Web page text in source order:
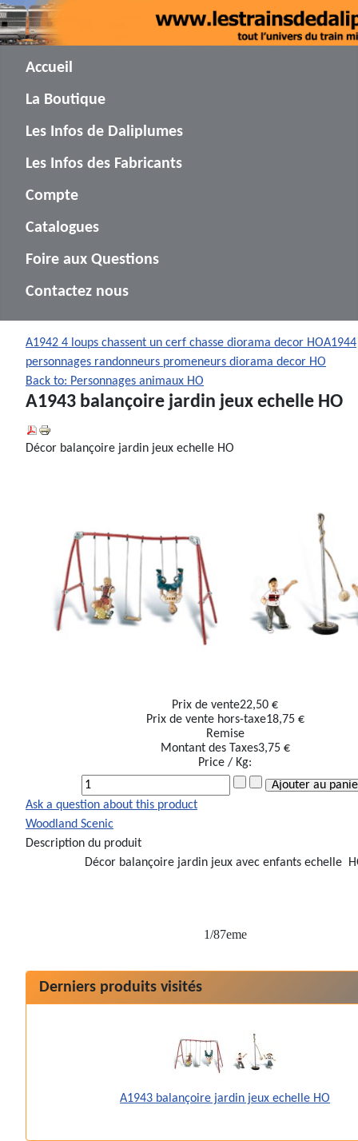
Accueil
La Boutique
Les Infos de Daliplumes
Les Infos des Fabricants
Compte
Catalogues
Foire aux Questions
Contactez nous
A1942 4 loups chassent un cerf chasse diorama decor HOA1944
personnages randonneurs promeneurs diorama decor HO
Back to: Personnages animaux HO
A1943 balançoire jardin jeux echelle HO
Décor balançoire jardin jeux echelle HO
Prix ​​de vente22,50 €
Prix de vente hors-taxe18,75 €
Remise
Montant des Taxes3,75 €
Price / Kg:
Ask a question about this product
Woodland Scenic
Description du produit
Décor balançoire jardin jeux avec enfants echelle
1/87eme
Derniers produits visités
A1943 balançoire jardin jeux echelle HO